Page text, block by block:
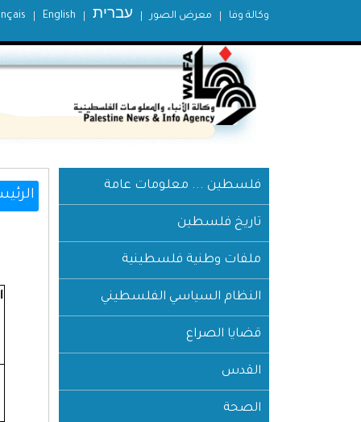
English עברית معرض الصور وكالة وفا
فلسطين ... معلومات عامة
تاريخ فلسطين
ملفات وطنية فلسطينية
النظام السياسي الفلسطيني
قضايا الصراع
القدس
الصحة